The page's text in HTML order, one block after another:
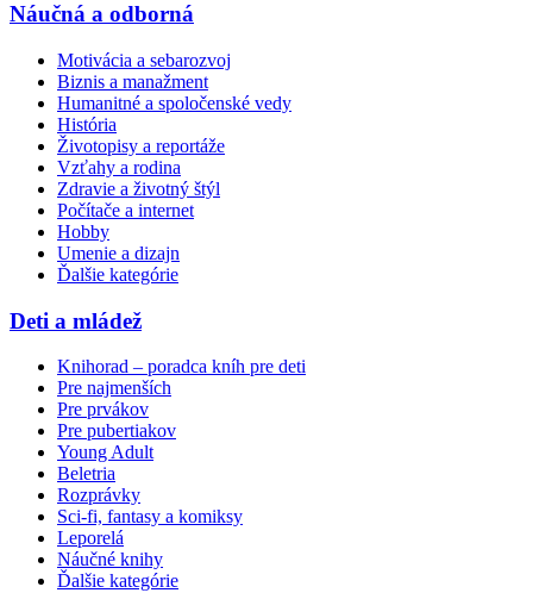
Náučná a odborná
Motivácia a sebarozvoj
Biznis a manažment
Humanitné a spoločenské vedy
História
Životopisy a reportáže
Vzťahy a rodina
Zdravie a životný štýl
Počítače a internet
Hobby
Umenie a dizajn
Ďalšie kategórie
Deti a mládež
Knihorad – poradca kníh pre deti
Pre najmenších
Pre prvákov
Pre pubertiakov
Young Adult
Beletria
Rozprávky
Sci-fi, fantasy a komiksy
Leporelá
Náučné knihy
Ďalšie kategórie